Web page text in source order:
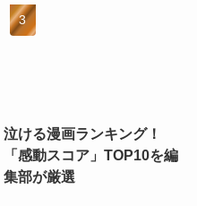
泣ける漫画ランキング！
「感動スコア」TOP10を編
集部が厳選